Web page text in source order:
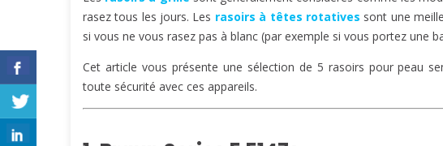
rasez tous les jours. Les rasoirs à têtes rotatives sont une
si vous ne vous rasez pas à blanc (par exemple si vous portez une
Cet article vous présente une sélection de 5 rasoirs pour peau
toute sécurité avec ces appareils.